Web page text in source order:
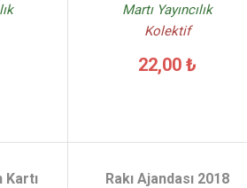
Martı Yayıncılık
Kolektif
22,00 ₺
Kartı Rakı Ajandası 2018